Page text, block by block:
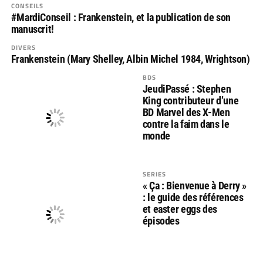
CONSEILS
#MardiConseil : Frankenstein, et la publication de son
manuscrit!
DIVERS
Frankenstein (Mary Shelley, Albin Michel 1984, Wrightson)
BDS
JeudiPassé : Stephen
King contributeur d’une
BD Marvel des X-Men
contre la faim dans le
monde
SERIES
« Ça : Bienvenue à Derry »
: le guide des références
et easter eggs des
épisodes